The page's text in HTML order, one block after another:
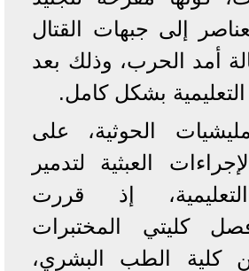
إلى جبهات القتال
أمد الحرب، وذلك بعد
بشكل كامل.
الحوثية، على
العبثية لتدمير
إذ قررت
كليتي المختبرات
كلية الطب البشري،